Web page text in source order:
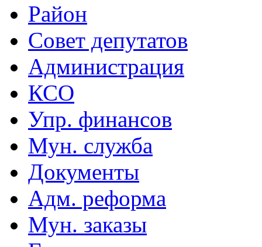
Район
Совет депутатов
Администрация
КСО
Упр. финансов
Мун. служба
Документы
Адм. реформа
Мун. заказы